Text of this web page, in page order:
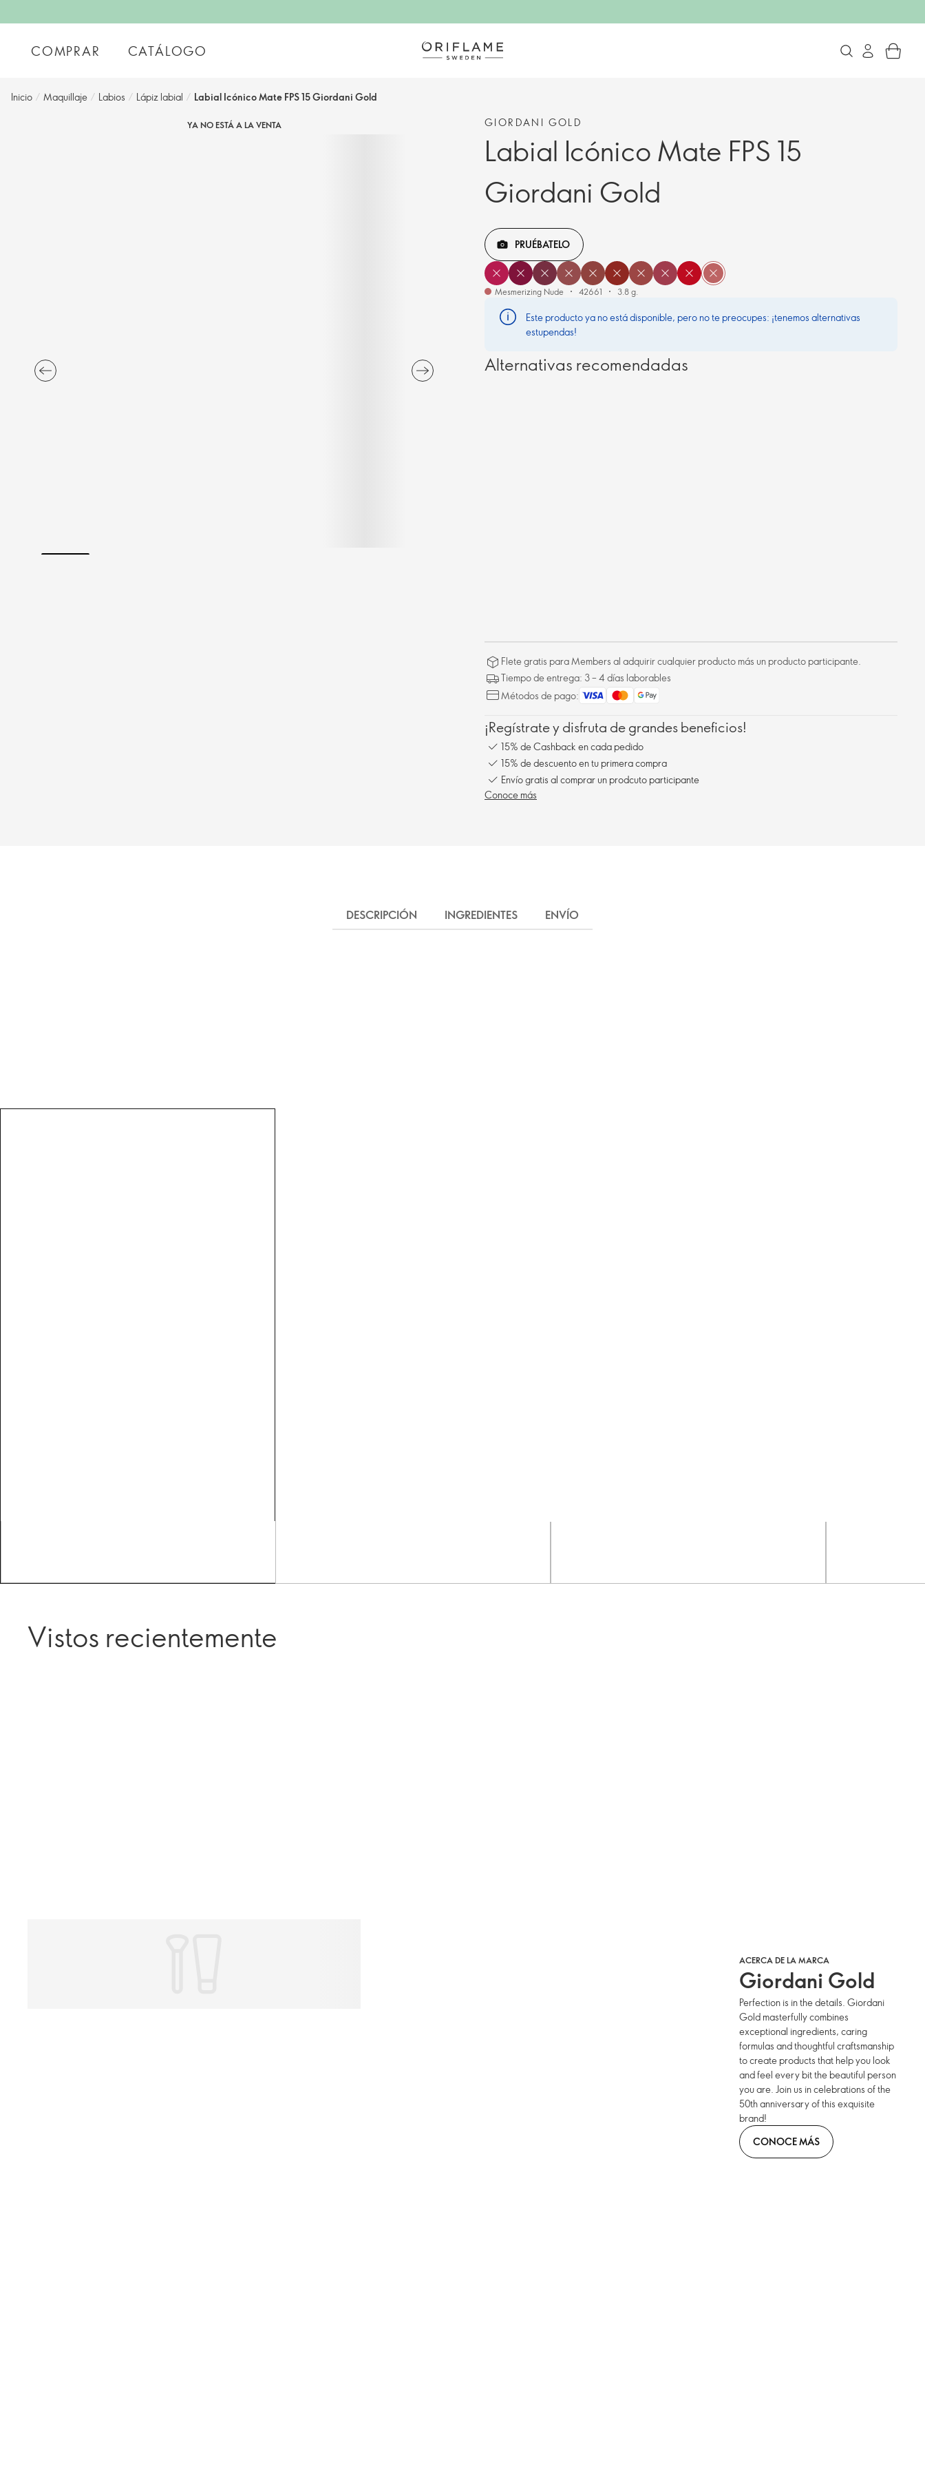
COMPRAR CATÁLOGO
Inicio / Maquillaje / Labios / Lápiz labial / Labial Icónico Mate FPS 15 Giordani Gold
YA NO ESTÁ A LA VENTA GIORDANI GOLD
Labial Icónico Mate FPS 15
Giordani Gold
PRUÉBATELO
Mesmerizing Nude 42661 3.8 g.
Este producto ya no está disponible, pero no te preocupes: ¡tenemos alternativas
estupendas!
Alternativas recomendadas
Flete gratis para Members al adquirir cualquier producto más un producto participante.
Tiempo de entrega: 3 – 4 días laborables
Métodos de pago:
¡Regístrate y disfruta de grandes beneficios!
15% de Cashback en cada pedido
15% de descuento en tu primera compra
Envío gratis al comprar un prodcuto participante
Conoce más
DESCRIPCIÓN INGREDIENTES ENVÍO
Vistos recientemente
ACERCA DE LA MARCA
Giordani Gold
Perfection is in the details. Giordani
Gold masterfully combines
exceptional ingredients, caring
formulas and thoughtful craftsmanship
to create products that help you look
and feel every bit the beautiful person
you are. Join us in celebrations of the
50th anniversary of this exquisite
brand!
CONOCE MÁS